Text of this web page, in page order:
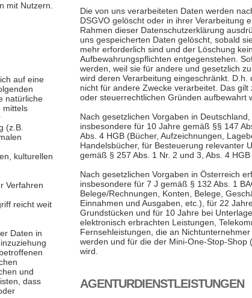
mit Nutzern.
auf eine
natürliche
mittels
(z.B.
kulturellen
Verfahren
reicht weit
Daten in
und
dass
Die von uns verarbeiteten Daten werden
DSGVO gelöscht oder in ihrer Verarbeitung
Rahmen dieser Datenschutzerklärung
uns gespeicherten Daten gelöscht, sobald
mehr erforderlich sind und der Löschung
Aufbewahrungspflichten entgegenstehen.
werden, weil sie für andere und gesetzlich
wird deren Verarbeitung eingeschränkt.
nicht für andere Zwecke verarbeitet. Das
oder steuerrechtlichen Gründen aufbewahrt
Nach gesetzlichen Vorgaben in
insbesondere für 10 Jahre gemäß §§ 147
Abs. 4 HGB (Bücher, Aufzeichnungen,
Handelsbücher, für Besteuerung relevanter
gemäß § 257 Abs. 1 Nr. 2 und 3, Abs. 4 HGB
Nach gesetzlichen Vorgaben in Österreich
insbesondere für 7 J gemäß § 132 Abs. 1
Belege/Rechnungen, Konten, Belege,
Einnahmen und Ausgaben, etc.), für 22
Grundstücken und für 10 Jahre bei
elektronisch erbrachten Leistungen,
Fernsehleistungen, die an
werden und für die der Mini-One-Stop-Shop
wird.
AGENTURDIENSTLEISTUNGEN